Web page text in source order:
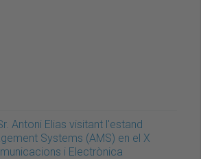
Antoni Elias visitant l'estand
Systems (AMS) en el X
i Electrònica